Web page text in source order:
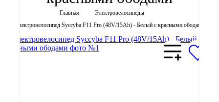
Главная
Электровелосипеды
Электровелосипед Syccyba F11 Pro (48V/15Ah) - Белый с красными ободами